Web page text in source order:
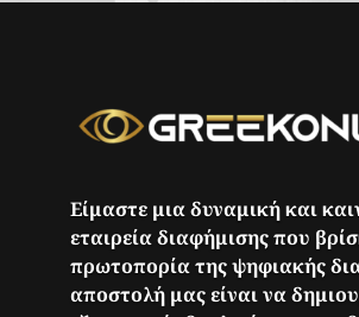
Είμαστε μια δυναμική και
εταιρεία διαφήμισης που
πρωτοπορία της ψηφιακής
αποστολή μας είναι να